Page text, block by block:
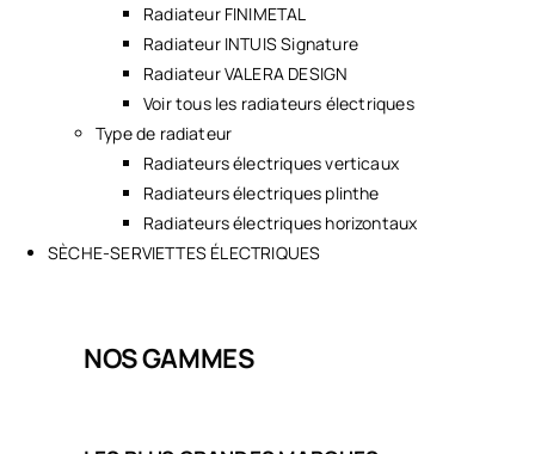
Radiateur FINIMETAL
Radiateur INTUIS Signature
Radiateur VALERA DESIGN
Voir tous les radiateurs électriques
Type de radiateur
Radiateurs électriques verticaux
Radiateurs électriques plinthe
Radiateurs électriques horizontaux
SÈCHE-SERVIETTES ÉLECTRIQUES
NOS GAMMES